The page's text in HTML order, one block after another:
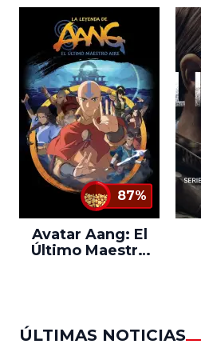
87%
Avatar Aang: El
Último Maestro
ÚLTIMAS NOTICIAS